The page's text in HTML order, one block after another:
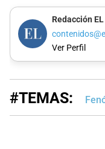
Redacción EL
Ver Perfil
#TEMAS: